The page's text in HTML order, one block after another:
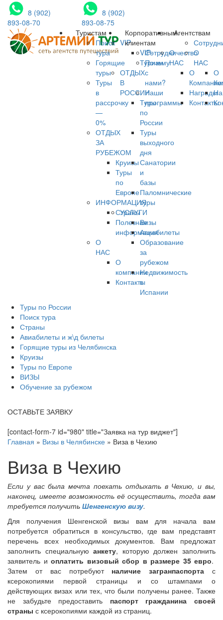
8 (902)
893-08-70
8 (902)
893-08-75
Туристам
Поиск
тура
Горящие
туры
Туры
в
рассрочку
—
0%
ОТДЫХ
ЗА
РУБЕЖОМ
Круизы
Туры
по
Европе
ИНФОРМАЦИЯ
Страны
Полезная
информация
О
НАС
О
компании
Контакты
VIP
VIP-
Туризм
ОТДЫХ
В
РОССИИ
Туры
по
России
Туры
выходного
дня
Санатории
и
базы
Паломнические
туры
УСЛУГИ
Визы
Авиабилеты
Образование
за
рубежом
Недвижимость
в
Испании
Корпоративным
клиентам
Сотрудничество
Почему
с
нами?
Наши
программы
О
НАС
О
Компании
Награды
Контакты
Агентствам
О
НАС
О
Туры по России
Поиск тура
Страны
Авиабилеты и ж\д билеты
Горящие туры из Челябинска
Круизы
Туры по Европе
ВИЗЫ
Обучение за рубежом
ОСТАВЬТЕ ЗАЯВКУ
[contact-form-7 id="980" title="Заявка на тур виджет"]
Главная » Визы в Челябинске » Виза в Чехию
Виза в Чехию
Если у вас была мечта поехать отдыхать в Чехию, и вы,
наконец, имеете возможность её осуществить, тогда вам
требуется получить Шенгенскую визу.
Для получения Шенгенской визы вам для начала вам
потребуется обратиться в консульство, где вам представят
перечень всех необходимых документов. Вам предложат
заполнить специальнуюанкету, которую должен заполнить
заявитель и оплатить визовый сбор в размере 35 евро.
Затем от вас потребуют наличие загранпаспорта с
ксерокопиями первой страницы и со штампами о
действующих визах или тех, что были получены ранее. Также
не забудьте предоставить паспорт гражданина своей
страны с ксерокопиями каждой из страниц.